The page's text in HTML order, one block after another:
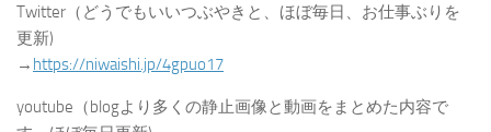
Twitter（どうでもいいつぶやきと、ほぼ毎日、お仕事ぶりを
更新)
→ https://niwaishi.jp/4gpuo17
youtube（blogより多くの静止画像と動画をまとめた内容で